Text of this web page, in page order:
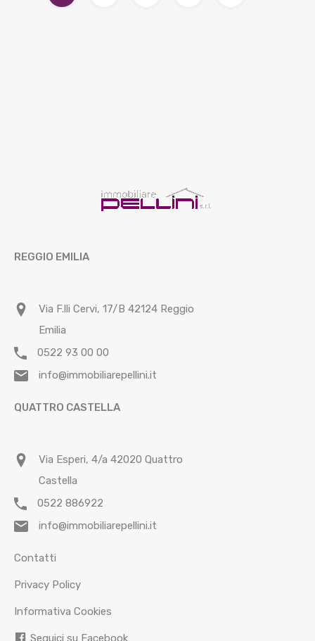
REGGIO EMILIA
Via F.lli Cervi, 17/B 42124 Reggio
Emilia
0522 93 00 00
info@immobiliarepellini.it
QUATTRO CASTELLA
Via Esperi, 4/a 42020 Quattro
Castella
0522 886922
info@immobiliarepellini.it
Contatti
Privacy Policy
Informativa Cookies
Seguici su Facebook